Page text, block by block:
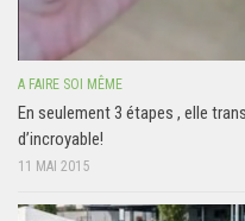
A FAIRE SOI MÊME
En seulement 3 étapes , elle
d’incroyable!
11 MAI 2015